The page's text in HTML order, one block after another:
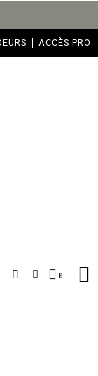
ACCÈS PRO